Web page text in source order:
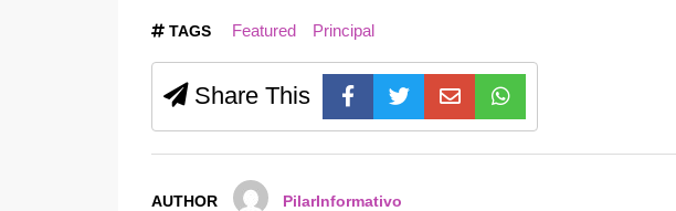
TAGS Featured Principal
Share This
AUTHOR PilarInformativo